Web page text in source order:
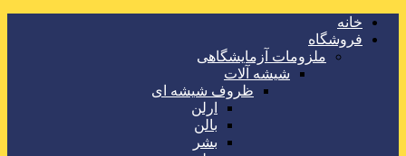
خانه
فروشگاه
ملزومات آزمایشگاهی
شیشه آلات
ظروف شیشه ای
ارلن
بالن
بشر